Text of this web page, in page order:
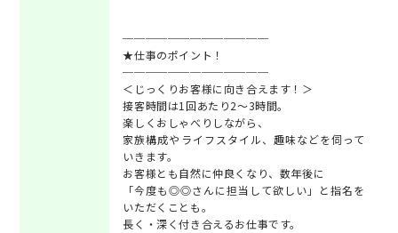
─────────────
★仕事のポイント！
─────────────
＜じっくりお客様に向き合えます！＞
接客時間は1回あたり2～3時間。
楽しくおしゃべりしながら、
家族構成やライフスタイル、趣味などを伺って
いきます。
お客様とも自然に仲良くなり、数年後に
「今度も◎◎さんに担当して欲しい」と指名を
いただくことも。
長く・深く付き合えるお仕事です。